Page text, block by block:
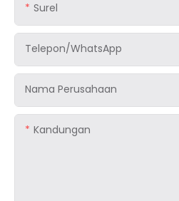
Surel
Telepon/WhatsApp
Nama Perusahaan
Kandungan